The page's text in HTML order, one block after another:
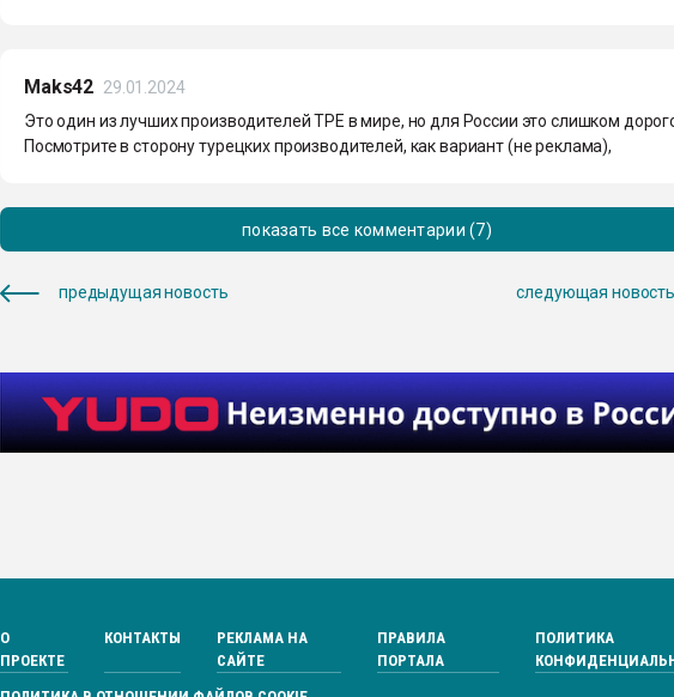
Maks42 29.01.2024
Это один из лучших производителей TPE в мире, но для России это слишком
Посмотрите в сторону турецких производителей, как вариант (не реклама),
показать все комментарии (7)
предыдущая новость следующая новость
О
ПРОЕКТЕ
КОНТАКТЫ
РЕКЛАМА НА
САЙТЕ
ПРАВИЛА
ПОРТАЛА
ПОЛИТИКА